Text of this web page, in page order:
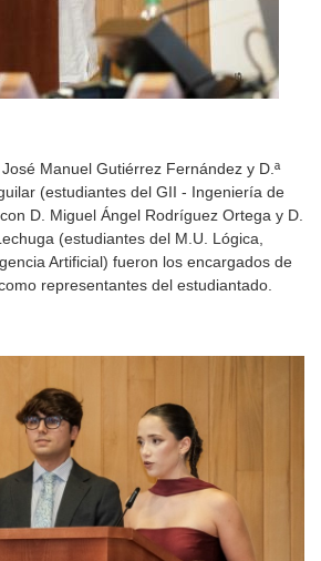
Manuel Gutiérrez Fernández y D.ª
(estudiantes del GII - Ingeniería de
D. Miguel Ángel Rodríguez Ortega y D.
(estudiantes del M.U. Lógica,
Artificial) fueron los encargados de
representantes del estudiantado.